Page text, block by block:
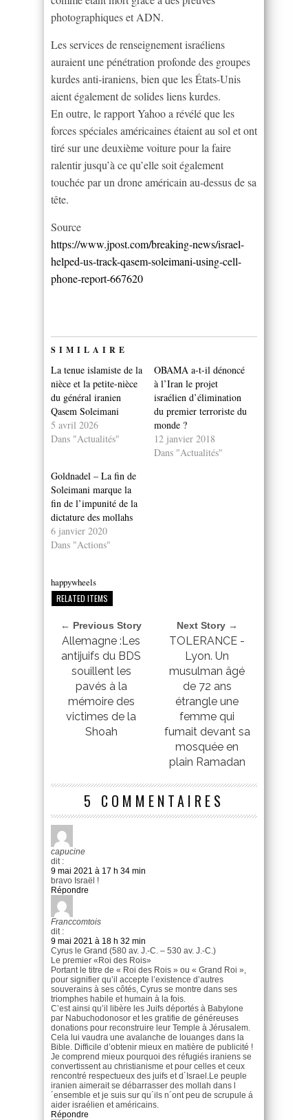
photographiques et ADN.
Les services de renseignement israéliens
auraient une pénétration profonde des groupes
kurdes anti-iraniens, bien que les États-Unis
aient également de solides liens kurdes.
En outre, le rapport Yahoo a révélé que les
forces spéciales américaines étaient au sol et ont
tiré sur une deuxième voiture pour la faire
ralentir jusqu’à ce qu’elle soit également
touchée par un drone américain au-dessus de sa
tête.
Source
https://www.jpost.com/breaking-news/israel-
helped-us-track-qasem-soleimani-using-cell-
phone-report-667620
SIMILAIRE
La tenue islamiste de la
nièce et la petite-nièce
du général iranien
Qasem Soleimani
5 avril 2026
Dans "Actualités"
OBAMA a-t-il dénoncé
à l’Iran le projet
israélien d’élimination
du premier terroriste du
monde ?
12 janvier 2018
Dans "Actualités"
Goldnadel – La fin de
Soleimani marque la
fin de l’impunité de la
dictature des mollahs
6 janvier 2020
Dans "Actions"
happywheels
RELATED ITEMS
← Previous Story
Allemagne :Les
antijuifs du BDS
souillent les
pavés à la
mémoire des
victimes de la
Shoah
Next Story →
TOLERANCE -
Lyon. Un
musulman âgé
de 72 ans
étrangle une
femme qui
fumait devant sa
mosquée en
plain Ramadan
5 COMMENTAIRES
capucine
dit :
9 mai 2021 à 17 h 34 min
bravo Israël !
Répondre
Franccomtois
dit :
9 mai 2021 à 18 h 32 min
Cyrus le Grand (580 av. J.-C. – 530 av. J.-C.)
Le premier «Roi des Rois»
Portant le titre de « Roi des Rois » ou « Grand Roi »,
pour signifier qu’il accepte l’existence d’autres
souverains à ses côtés, Cyrus se montre dans ses
triomphes habile et humain à la fois.
C’est ainsi qu’il libère les Juifs déportés à Babylone
par Nabuchodonosor et les gratifie de généreuses
donations pour reconstruire leur Temple à Jérusalem.
Cela lui vaudra une avalanche de louanges dans la
Bible. Difficile d’obtenir mieux en matière de publicité !
Je comprend mieux pourquoi des réfugiés iraniens se
convertissent au christianisme et pour celles et ceux
rencontré respectueux des juifs et d´Israel.Le peuple
iranien aimerait se débarrasser des mollah dans l
´ensemble et je suis sur qu´ils n´ont peu de scrupule á
aider israélien et américains.
Répondre